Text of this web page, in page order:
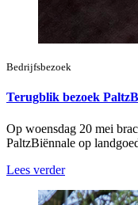
Bedrijfsbezoek
Terugblik bezoek
Op woensdag 20 mei
PaltzBiënnale op
Lees verder